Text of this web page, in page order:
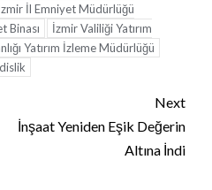
İl Emniyet Müdürlüğü
Binası
İzmir Valiliği Yatırım
Yatırım İzleme Müdürlüğü
Next
İnşaat Yeniden Eşik Değerin
Altına İndi